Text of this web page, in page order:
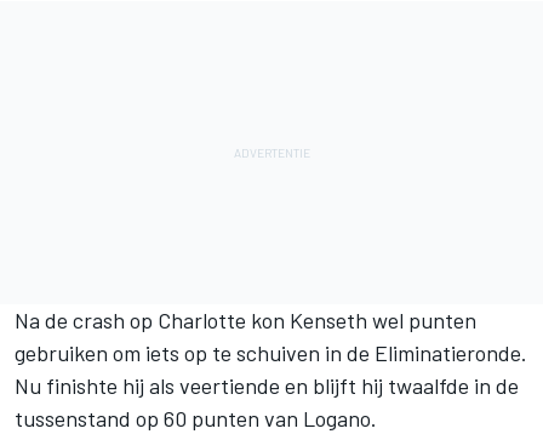
Na de crash op Charlotte kon Kenseth wel punten
gebruiken om iets op te schuiven in de Eliminatieronde.
Nu finishte hij als veertiende en blijft hij twaalfde in de
tussenstand op 60 punten van Logano.